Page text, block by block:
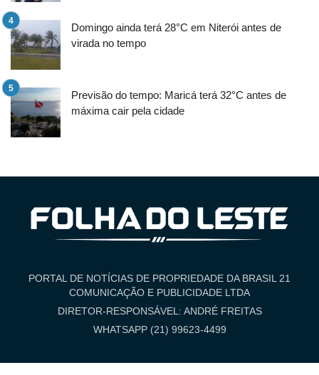
Domingo ainda terá 28°C em Niterói antes de
virada no tempo
Previsão do tempo: Maricá terá 32°C antes de
máxima cair pela cidade
PORTAL DE NOTÍCIAS DE PROPRIEDADE DA BRASIL 21
COMUNICAÇÃO E PUBLICIDADE LTDA
DIRETOR-RESPONSÁVEL: ANDRÉ FREITAS
WHATSAPP (21) 99623-4499